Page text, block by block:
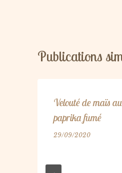
Publications
Velouté de maïs au
paprika fumé
29/09/2020